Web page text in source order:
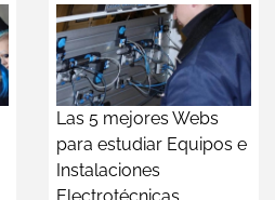
Las 5 mejores Webs
para estudiar Equipos e
Instalaciones